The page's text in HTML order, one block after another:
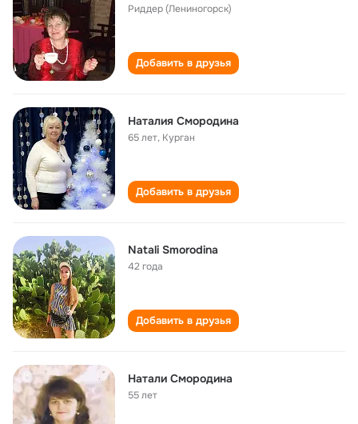
Риддер (Лениногорск)
Добавить в друзья
Наталия Смородина
65 лет, Курган
Добавить в друзья
Natali Smorodina
42 года
Добавить в друзья
Натали Смородина
55 лет